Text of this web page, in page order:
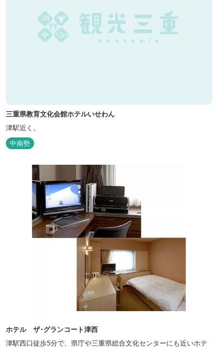
三重県教育文化会館ホテルいせわん
津駅近く。
中南勢
ホテル ザ･グランコート津西
津駅西口徒歩5分で、県庁や三重県総合文化センターにも近いホテ